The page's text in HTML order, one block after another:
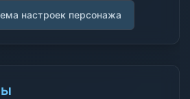
настроек персонажа